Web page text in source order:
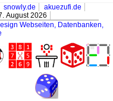
snowly.de
akuezufi.de
August 2026
Webseiten, Datenbanken,